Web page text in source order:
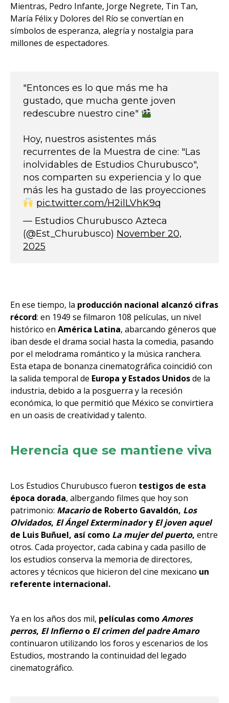
Mientras, Pedro Infante, Jorge Negrete, Tin Tan,
María Félix y Dolores del Río se convertían en
símbolos de esperanza, alegría y nostalgia para
millones de espectadores.
"Entonces es lo que más me ha
gustado, que mucha gente joven
redescubre nuestro cine"
Hoy, nuestros asistentes más
recurrentes de la Muestra de cine: "Las
inolvidables de Estudios Churubusco",
nos comparten su experiencia y lo que
más les ha gustado de las proyecciones
pic.twitter.com/H2ilLVhK9q
— Estudios Churubusco Azteca
(@Est_Churubusco) November 20,
2025
En ese tiempo, la producción nacional alcanzó cifras
récord: en 1949 se filmaron 108 películas, un nivel
histórico en América Latina, abarcando géneros que
iban desde el drama social hasta la comedia, pasando
por el melodrama romántico y la música ranchera.
Esta etapa de bonanza cinematográfica coincidió con
la salida temporal de Europa y Estados Unidosde la
industria, debido a la posguerra y la recesión
económica, lo que permitió que México se convirtiera
en un oasis de creatividad y talento.
Herencia que se mantiene viva
Los Estudios Churubusco fueron testigos de esta
época dorada, albergando filmes que hoy son
patrimonio: Macariode Roberto Gavaldón, Los
Olvidados, El Ángel ExterminadoryEl joven aquel
de Luis Buñuel, así como La mujer del puerto, entre
otros. Cada proyector, cada cabina y cada pasillo de
los estudios conserva la memoria de directores,
actores y técnicos que hicieron del cine mexicano un
referente internacional.
Ya en los años dos mil, películas comoAmores
perros, El Infiernoo El crimen del padre Amaro
continuaron utilizando los foros y escenarios de los
Estudios, mostrando la continuidad del legado
cinematográfico.